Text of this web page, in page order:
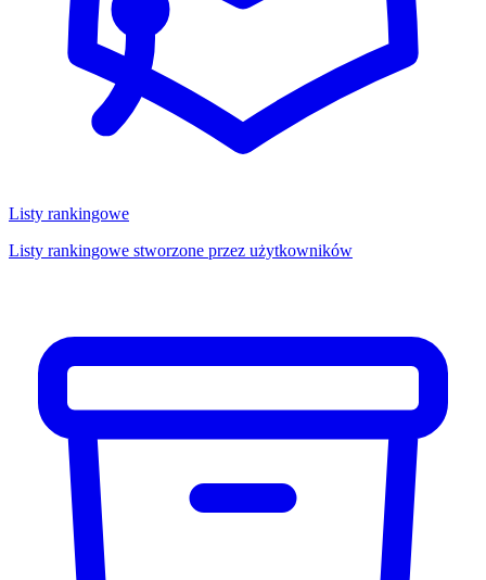
Listy rankingowe
Listy rankingowe stworzone przez użytkowników